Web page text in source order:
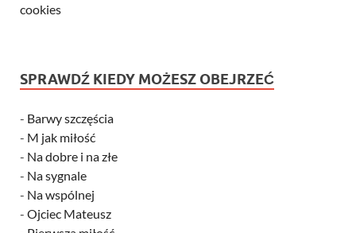
cookies
SPRAWDŹ KIEDY MOŻESZ OBEJRZEĆ
- Barwy szczęścia
- M jak miłość
- Na dobre i na złe
- Na sygnale
- Na wspólnej
- Ojciec Mateusz